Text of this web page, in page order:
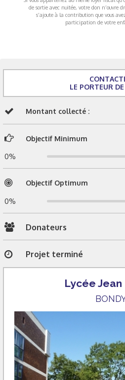
de sortie avec nuitée, votre don n’ouvre
s’ajoute à la contribution que vous
participation de votre
LE PORTEUR
Montant collecté :
Objectif Minimum
0%
Objectif Optimum
0%
Donateurs
Projet terminé
Lycée Jean